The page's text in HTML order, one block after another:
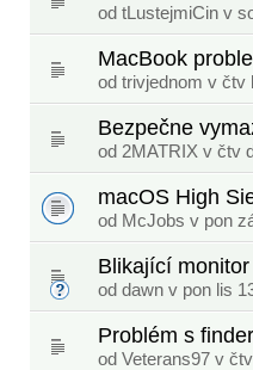
od tLustejmiCin v
MacBook
od trivjednom v čtv
Bezpečne
od 2MATRIX v čtv
macOS High
od McJobs v pon
Blikající
od dawn v pon lis
Problém s
od Veterans97 v